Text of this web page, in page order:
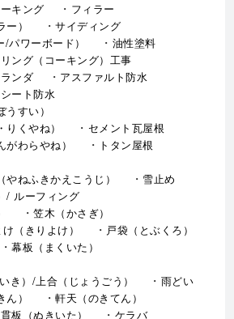
キング
フィラー
）
サイディング
パワーボード）
油性塗料
ング（コーキング）工事
ンダ
アスファルト防水
シート防水
すい）
くやね）
セメント瓦屋根
わらやね）
トタン屋根
ねふきかえこうじ）
雪止め
/ ルーフィング
笠木（かさぎ）
（きりよけ）
戸袋（とぶくろ）
幕板（まくいた）
き）/上合（じょうごう）
雨どい
）
軒天（のきてん）
貫板（ぬきいた）
ケラバ